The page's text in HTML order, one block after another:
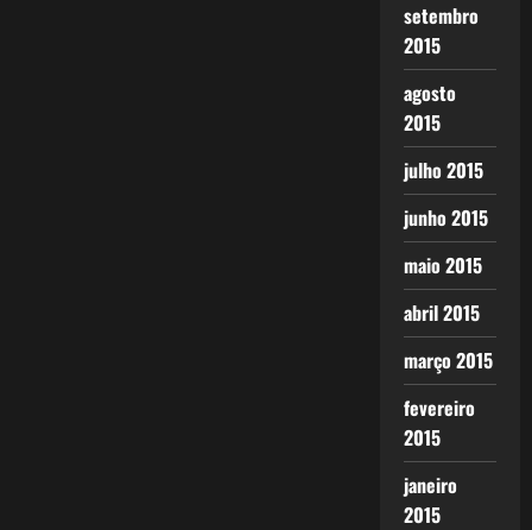
setembro
2015
agosto
2015
julho 2015
junho 2015
maio 2015
abril 2015
março 2015
fevereiro
2015
janeiro
2015